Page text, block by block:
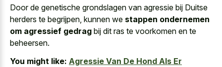
Door de genetische grondslagen van agressie bij Duitse
herders te begrijpen, kunnen we stappen ondernemen
om agressief gedrag bij dit ras te voorkomen en te
beheersen.
You might like: Agressie Van De Hond Als Er